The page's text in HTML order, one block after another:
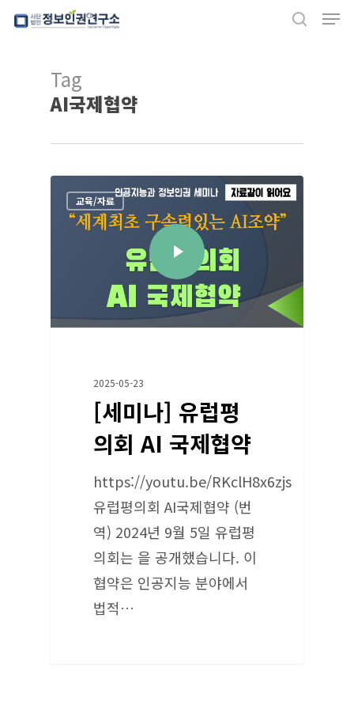
Skip
Tag
AI국제협약
교육/자료
2025-05-23
[세미나] 유럽평
의회 AI 국제협약
https://youtu.be/RKclH8x6zjs
유럽평의회 AI국제협약 (번
역) 2024년 9월 5일 유럽평
의회는 을 공개했습니다. 이
협약은 인공지능 분야에서
법적…